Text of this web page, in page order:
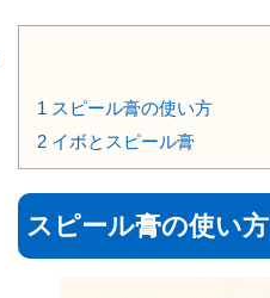
1 スピール膏の使い方
2 イボとスピール膏
スピール膏の使い方